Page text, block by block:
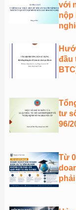
với
nộp
đầu
tư
96/
Từ